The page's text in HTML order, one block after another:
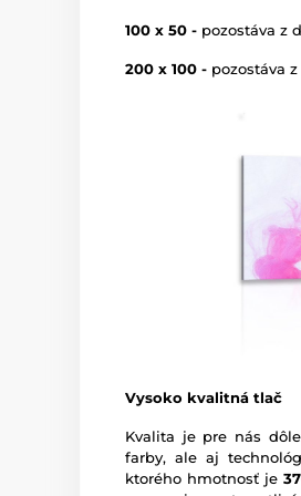
100 x 50 - pozostáva z
200 x 100 - pozostáva
Vysoko kvalitná tlač
Kvalita je pre nás
farby, ale aj
ktorého hmotnosť je